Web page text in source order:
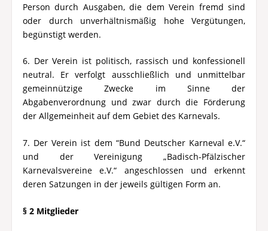
Person durch Ausgaben, die dem Verein fremd sind
oder durch unverhältnismäßig hohe Vergütungen,
begünstigt werden.
6. Der Verein ist politisch, rassisch und konfessionell
neutral. Er verfolgt ausschließlich und unmittelbar
gemeinnützige Zwecke im Sinne der
Abgabenverordnung und zwar durch die Förderung
der Allgemeinheit auf dem Gebiet des Karnevals.
7. Der Verein ist dem “Bund Deutscher Karneval e.V.“
und der Vereinigung „Badisch-Pfälzischer
Karnevalsvereine e.V.“ angeschlossen und erkennt
deren Satzungen in der jeweils gültigen Form an.
§ 2 Mitglieder